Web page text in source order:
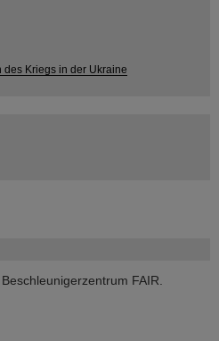
FAIR.
des Kriegs in der Ukraine